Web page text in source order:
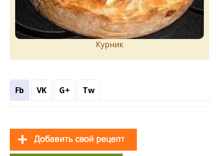
Курник
Fb VK G+ Tw